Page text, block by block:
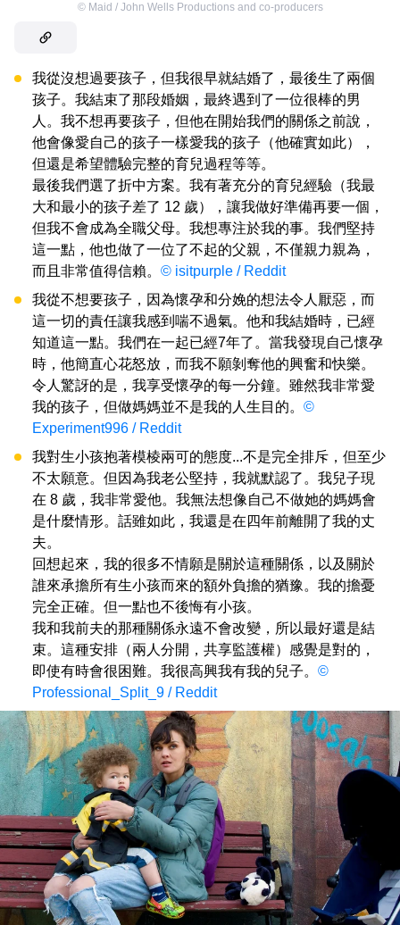
© Maid / John Wells Productions and co-producers
我從沒想過要孩子，但我很早就結婚了，最後生了兩個
孩子。我結束了那段婚姻，最終遇到了一位很棒的男
人。我不想再要孩子，但他在開始我們的關係之前說，
他會像愛自己的孩子一樣愛我的孩子（他確實如此），
但還是希望體驗完整的育兒過程等等。
最後我們選了折中方案。我有著充分的育兒經驗（我最
大和最小的孩子差了 12 歲），讓我做好準備再要一個，
但我不會成為全職父母。我想專注於我的事。我們堅持
這一點，他也做了一位了不起的父親，不僅親力親為，
而且非常值得信賴。 © isitpurple / Reddit
我從不想要孩子，因為懷孕和分娩的想法令人厭惡，而
這一切的責任讓我感到喘不過氣。他和我結婚時，已經
知道這一點。我們在一起已經7年了。當我發現自己懷孕
時，他簡直心花怒放，而我不願剝奪他的興奮和快樂。
令人驚訝的是，我享受懷孕的每一分鐘。雖然我非常愛
我的孩子，但做媽媽並不是我的人生目的。 ©
Experiment996 / Reddit
我對生小孩抱著模棱兩可的態度...不是完全排斥，但至少
不太願意。但因為我老公堅持，我就默認了。我兒子現
在 8 歲，我非常愛他。我無法想像自己不做她的媽媽會
是什麼情形。話雖如此，我還是在四年前離開了我的丈
夫。
回想起來，我的很多不情願是關於這種關係，以及關於
誰來承擔所有生小孩而來的額外負擔的猶豫。我的擔憂
完全正確。但一點也不後悔有小孩。
我和我前夫的那種關係永遠不會改變，所以最好還是結
束。這種安排（兩人分開，共享監護權）感覺是對的，
即使有時會很困難。我很高興我有我的兒子。 ©
Professional_Split_9 / Reddit